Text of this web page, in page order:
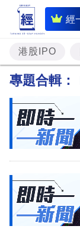
經即
港股IPO
專題合輯：